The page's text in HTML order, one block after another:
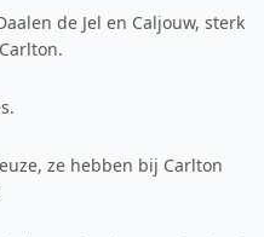
de Jel en Caljouw, sterk
ze hebben bij Carlton